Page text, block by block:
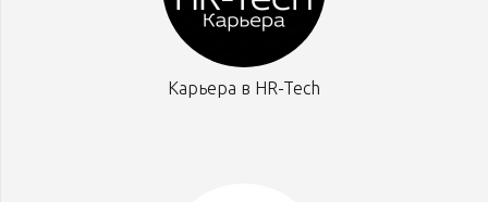
Карьера в HR-Tech